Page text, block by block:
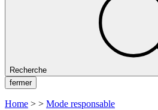
Recherche
fermer
Home > > Mode responsable